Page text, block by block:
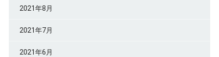
2021年8月
2021年7月
2021年6月